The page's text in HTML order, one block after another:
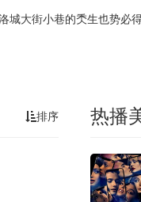
城大街小巷的秂生也势必
排序 热播